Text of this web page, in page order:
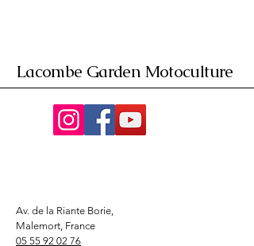
Lacombe Garden Motoculture
Av. de la Riante Borie,
Malemort, France
05 55 92 02 76